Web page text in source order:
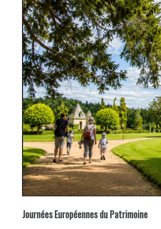
Journées Européennes du Patrimoine